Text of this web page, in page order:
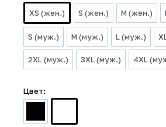
XS (жен.)
S (жен.) M (жен.)
S (муж.) M (муж.) L (муж.)
2XL (муж.) 3XL (муж.) 4XL
Цвет: